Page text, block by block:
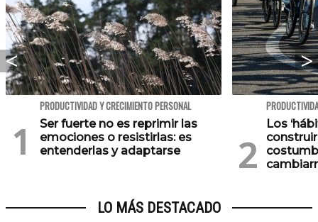
PRODUCTIVIDAD Y CRECIMIENTO PERSONAL
Ser fuerte no es reprimir las
emociones o resistirlas: es
entenderlas y adaptarse
Los
LO MÁS DESTACADO